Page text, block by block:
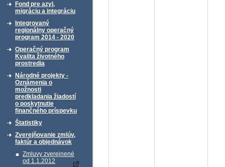
Fond pre azyl,
migráciu a integráciu
Integrovaný
regionálny operačný
program 2014 - 2020
Operačný program
Kvalita životného
prostredia
Národné projekty -
Oznámenia o
možnosti
predkladania žiadostí
o poskytnutie
finančného príspevku
Štatistiky
Zverejňovanie zmlúv,
faktúr a objednávok
Zmluvy zverejnené
od 1.1.2012